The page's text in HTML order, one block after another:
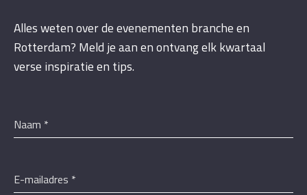
Alles weten over de evenementen branche en
Rotterdam? Meld je aan en ontvang elk kwartaal
verse inspiratie en tips.
Naam *
E-mailadres *